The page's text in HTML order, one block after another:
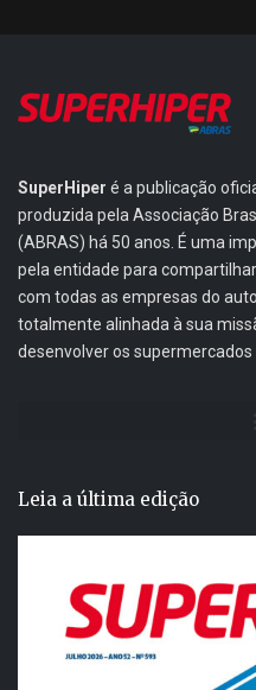
SuperHiper é a publicação
produzida pela Associação
(ABRAS) há 50 anos. É uma
pela entidade para
com todas as empresas do
totalmente alinhada à sua
desenvolver os supermercados
Leia a última edição